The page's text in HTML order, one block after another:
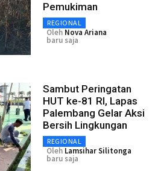
Pemukiman
REGIONAL
Oleh Nova Ariana
baru saja
Sambut Peringatan
HUT ke-81 RI, Lapas
Palembang Gelar Aksi
Bersih Lingkungan
REGIONAL
Oleh Lamsihar Silitonga
baru saja